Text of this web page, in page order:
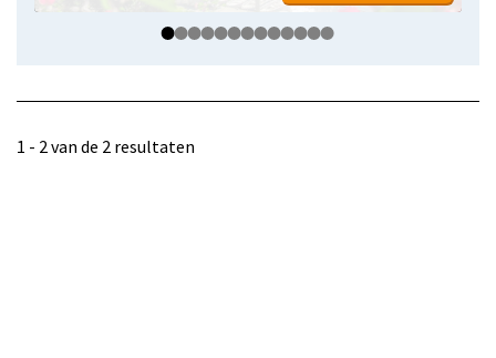
1 - 2 van de 2 resultaten